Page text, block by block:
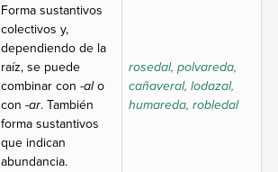
Forma sustantivos
colectivos y,
dependiendo de la
raíz, se puede
combinar con -alo
con -ar. También
forma sustantivos
que indican
abundancia.
rosedal, polvareda,
cañaveral, lodazal,
humareda, robledal